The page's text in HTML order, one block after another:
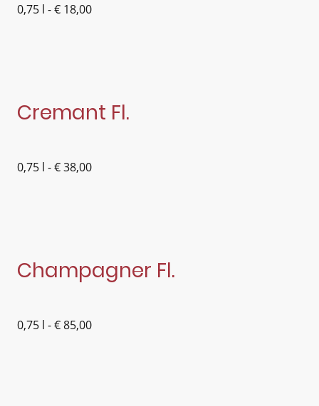
0,75 l - € 18,00
Cremant Fl.
0,75 l - € 38,00
Champagner Fl.
0,75 l - € 85,00